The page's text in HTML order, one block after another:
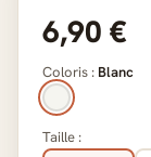
6,90 €
Coloris : Blanc
Taille :